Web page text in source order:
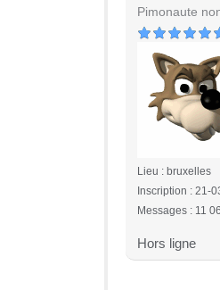
Pimonaute
Lieu : bruxelles
Inscription : 21-
Messages : 11
Hors ligne